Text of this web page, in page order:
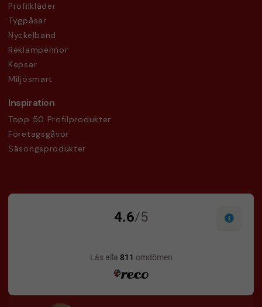
Profilkläder
Tygpåsar
Nyckelband
Reklampennor
Kepsar
Miljösmart
Inspiration
Topp 50 Profilprodukter
Företagsgåvor
Säsongsprodukter